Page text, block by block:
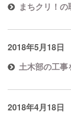
まちクリ！の
2018年5月18日
土木部の工事
2018年4月18日